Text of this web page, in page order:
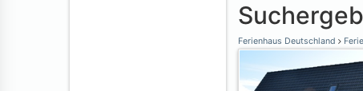
Ferienhaus Deutschland